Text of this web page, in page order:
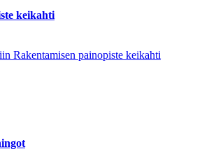
keikahti
Rakentamisen painopiste keikahti